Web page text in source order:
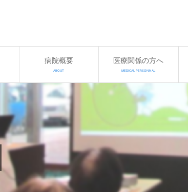
病院概要
ABOUT
医療関係の方へ
MEDICAL PERSONNAL